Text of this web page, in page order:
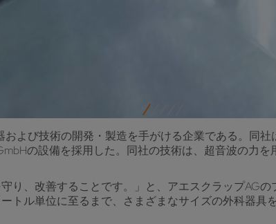
よび技術の開発・製造を手がける企業である。同
の設備を採用した。同社の技術は、超音波の力
り、改善することです。」と、アエスクラップAG
トル単位に至るまで、さまざまなサイズの外科器